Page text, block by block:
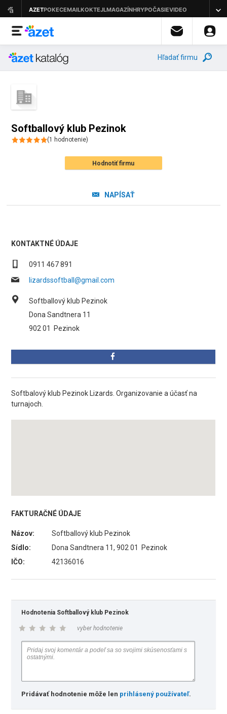
Hľadať firmu
Softballový klub Pezinok
(1 hodnotenie)
Hodnotiť firmu
NAPÍSAŤ
KONTAKTNÉ ÚDAJE
0911 467 891
lizardssoftball@gmail.com
Softballový klub Pezinok
Dona Sandtnera 11
902 01
Pezinok
Softbalový klub Pezinok Lizards. Organizovanie a účasť na
turnajoch.
FAKTURAČNÉ ÚDAJE
Názov:
Softballový klub Pezinok
Sídlo:
Dona Sandtnera 11, 902 01 Pezinok
IČO:
42136016
Hodnotenia Softballový klub Pezinok
vyber hodnotenie
Pridávať hodnotenie môže len prihlásený používateľ.